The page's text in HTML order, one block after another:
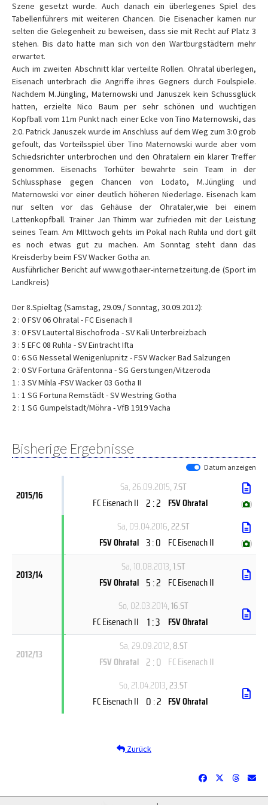
Szene gesetzt wurde. Auch danach ein überlegenes Spiel des
Tabellenführers mit weiteren Chancen. Die Eisenacher kamen nur
selten die Gelegenheit zu beweisen, dass sie mit Recht auf Platz 3
stehen. Bis dato hatte man sich von den Wartburgstädtern mehr
erwartet.
Auch im zweiten Abschnitt klar verteilte Rollen. Ohratal überlegen,
Eisenach unterbrach die Angriffe ihres Gegners durch Foulspiele.
Nachdem M.Jüngling, Maternowski und Januszek kein Schussglück
hatten, erzielte Nico Baum per sehr schönen und wuchtigen
Kopfball vom 11m Punkt nach einer Ecke von Tino Maternowski, das
2:0. Patrick Januszek wurde im Anschluss auf dem Weg zum 3:0 grob
gefoult, das Vorteilsspiel über Tino Maternowski wurde aber vom
Schiedsrichter unterbrochen und den Ohratalern ein klarer Treffer
genommen. Eisenachs Torhüter bewahrte sein Team in der
Schlussphase gegen Chancen von Lodato, M.Jüngling und
Maternowski vor einer deutlich höheren Niederlage. Eisenach kam
nur selten vor das Gehäuse der Ohrataler,wie bei einem
Lattenkopfball. Trainer Jan Thimm war zufrieden mit der Leistung
seines Team. Am MIttwoch gehts im Pokal nach Ruhla und dort gilt
es noch etwas gut zu machen. Am Sonntag steht dann das
Kreisderby beim FSV Wacker Gotha an.
Ausführlicher Bericht auf www.gothaer-internetzeitung.de (Sport im
Landkreis)
Der 8.Spieltag (Samstag, 29.09./ Sonntag, 30.09.2012):
2 : 0 FSV 06 Ohratal - FC Eisenach II
3 : 0 FSV Lautertal Bischofroda - SV Kali Unterbreizbach
3 : 5 EFC 08 Ruhla - SV Eintracht Ifta
0 : 6 SG Nessetal Wenigenlupnitz - FSV Wacker Bad Salzungen
2 : 0 SV Fortuna Gräfentonna - SG Gerstungen/Vitzeroda
1 : 3 SV Mihla -FSV Wacker 03 Gotha II
1 : 1 SG Fortuna Remstädt - SV Westring Gotha
2 : 1 SG Gumpelstadt/Möhra - VfB 1919 Vacha
Bisherige Ergebnisse
Datum anzeigen
2015/16
Sa, 26.09.2015, 7.ST
FC Eisenach II 2 : 2 FSV Ohratal ( )
Sa, 09.04.2016, 22.ST
FSV Ohratal 3 : 0 FC Eisenach II ( )
2013/14
Sa, 10.08.2013, 1.ST
FSV Ohratal 5 : 2 FC Eisenach II
So, 02.03.2014, 16.ST
FC Eisenach II 1 : 3 FSV Ohratal
2012/13
Sa, 29.09.2012, 8.ST
FSV Ohratal 2 : 0 FC Eisenach II
So, 21.04.2013, 23.ST
FC Eisenach II 0 : 2 FSV Ohratal
Zurück